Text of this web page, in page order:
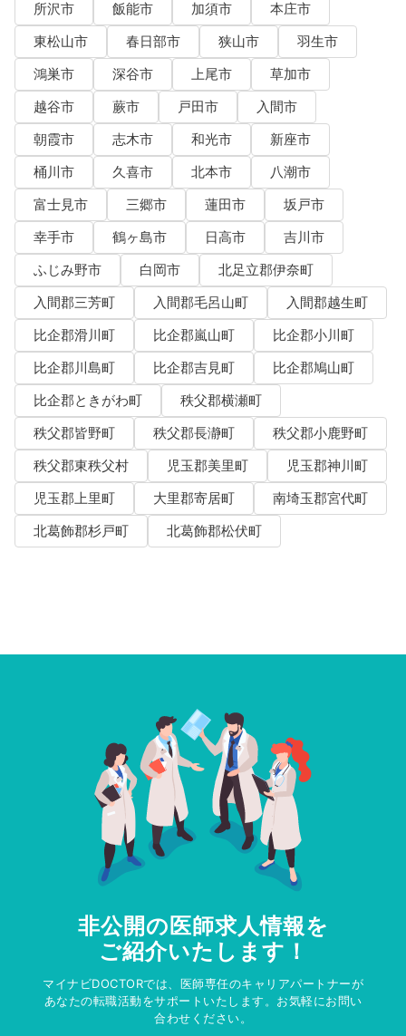
所沢市
飯能市 加須市
本庄市
東松山市
春日部市 狭山市
羽生市
鴻巣市
深谷市 上尾市
草加市
越谷市
蕨市 戸田市
入間市
朝霞市
志木市 和光市
新座市
桶川市
久喜市 北本市
八潮市
富士見市
三郷市 蓮田市
坂戸市
幸手市
鶴ヶ島市 日高市
吉川市
ふじみ野市
白岡市
北足立郡伊奈町
入間郡三芳町
入間郡毛呂山町
入間郡越生町
比企郡滑川町
比企郡嵐山町
比企郡小川町
比企郡川島町
比企郡吉見町
比企郡鳩山町
比企郡ときがわ町
秩父郡横瀬町
秩父郡皆野町
秩父郡長瀞町
秩父郡小鹿野町
秩父郡東秩父村
児玉郡美里町
児玉郡神川町
児玉郡上里町
大里郡寄居町
南埼玉郡宮代町
北葛飾郡杉戸町
北葛飾郡松伏町
非公開の医師求人情報を
ご紹介いたします！
マイナビDOCTORでは、医師専任のキャリアパートナーが
あなたの転職活動をサポートいたします。お気軽にお問い
合わせください。